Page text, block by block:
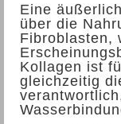
Eine
über die
Fibroblasten,
Kollagen ist
gleichzeitig